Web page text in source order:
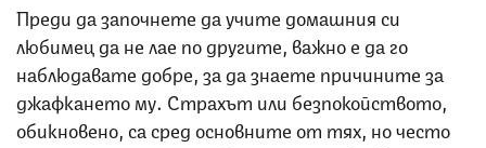
Преди да започнете да учите домашния си
любимец да не лае по другите, важно е да го
наблюдавате добре, за да знаете причините за
джафкането му. Страхът или безпокойството,
обикновено, са сред основните от тях, но често